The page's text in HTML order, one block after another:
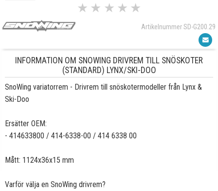
★ ★ ★ ★ ★
Artikelnummer SD-G200.29
INFORMATION OM SNOWING DRIVREM TILL SNÖSKOTER
(STANDARD) LYNX/SKI-DOO
SnoWing variatorrem - Drivrem till snöskotermodeller från Lynx &
Ski-Doo
Ersätter OEM:
- 414633800 / 414-6338-00 / 414 6338 00
Mått: 1124x36x15 mm
Varför välja en SnoWing drivrem?